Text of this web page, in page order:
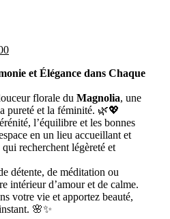
et Élégance dans Chaque
florale du Magnolia, une
pureté et la féminité. 🌿💖
l’équilibre et les bonnes
en un lieu accueillant et
recherchent légèreté et
détente, de méditation ou
intérieur d’amour et de calme.
votre vie et apportez beauté,
🌸✨